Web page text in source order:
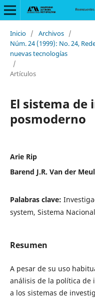
Inicio / Archivos /
Núm. 24 (1999): No. 24,
nuevas tecnologías
/
Artículos
El sistema de
posmoderno
Arie Rip
Barend J.R. Van der
Palabras clave:
system, Sistema Nacional
Resumen
A pesar de su uso
análisis de la política de
a los sistemas de